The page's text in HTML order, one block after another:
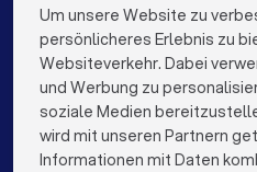
Mediatoren in Stuttgart
Mediatoren in Dortmund
Mediatoren in Bremen
Mediatoren in Dresden
Die besten Unternehmen für
info@trustlocal.de
Um unsere Website zu
persönlicheres Erlebnis zu
Websiteverkehr. Dabei
und Werbung zu
soziale Medien
wird mit unseren Partnern
Informationen mit Daten